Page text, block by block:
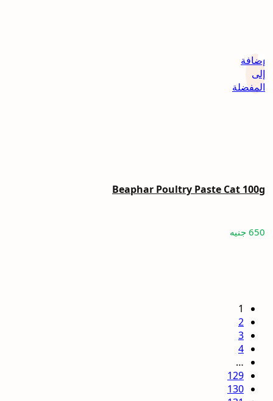
إضافة
إلى
المفضلة
Beaphar Poultry Paste Cat 100g
650 جنيه
1
2
3
4
…
129
130